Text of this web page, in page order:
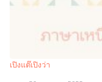
เปิงแต๊เปิงว่า